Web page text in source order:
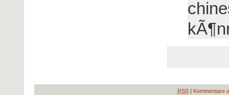
RSS| Kommentare